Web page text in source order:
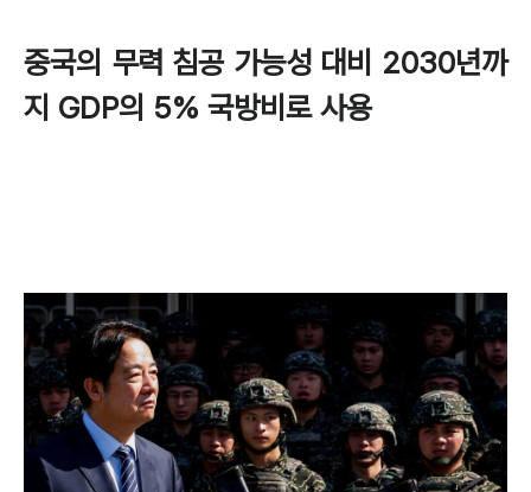
중국의 무력 침공 가능성 대비 2030년까
지 GDP의 5% 국방비로 사용